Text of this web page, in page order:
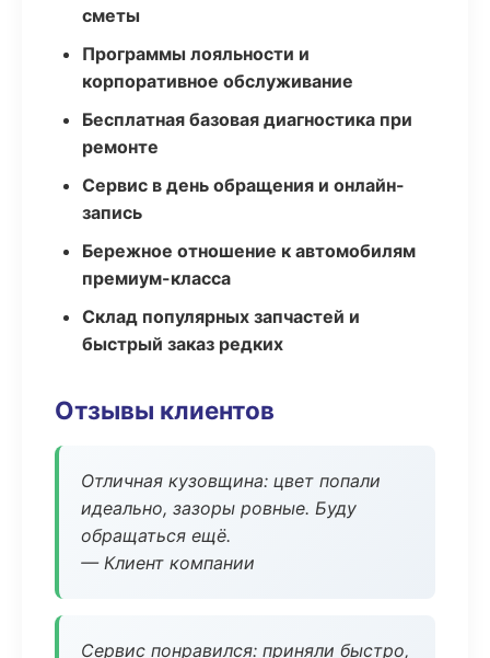
сметы
Программы лояльности и
корпоративное обслуживание
Бесплатная базовая диагностика при
ремонте
Сервис в день обращения и онлайн-
запись
Бережное отношение к автомобилям
премиум-класса
Склад популярных запчастей и
быстрый заказ редких
Отзывы клиентов
Отличная кузовщина: цвет попали
идеально, зазоры ровные. Буду
обращаться ещё.
— Клиент компании
Сервис понравился: приняли быстро,